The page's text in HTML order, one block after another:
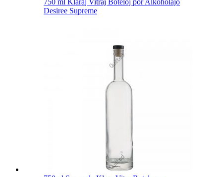
750 ml Klaraj Vitraj Boteloj por Alkoholaĵo
Desiree Supreme